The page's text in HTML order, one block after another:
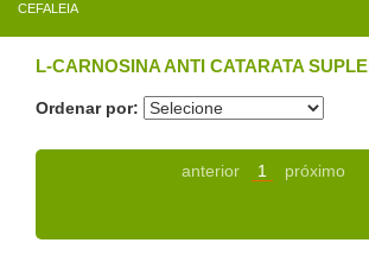
CEFALEIA
L-CARNOSINA ANTI CATARATA
Ordenar por:
anterior 1 próximo